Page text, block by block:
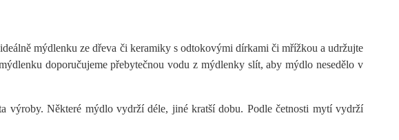
mýdlenku ze dřeva či keramiky s odtokovými dírkami či mřížkou a udržujte
doporučujeme přebytečnou vodu z mýdlenky slít, aby mýdlo nesedělo v
výroby. Některé mýdlo vydrží déle, jiné kratší dobu. Podle četnosti mytí vydrží